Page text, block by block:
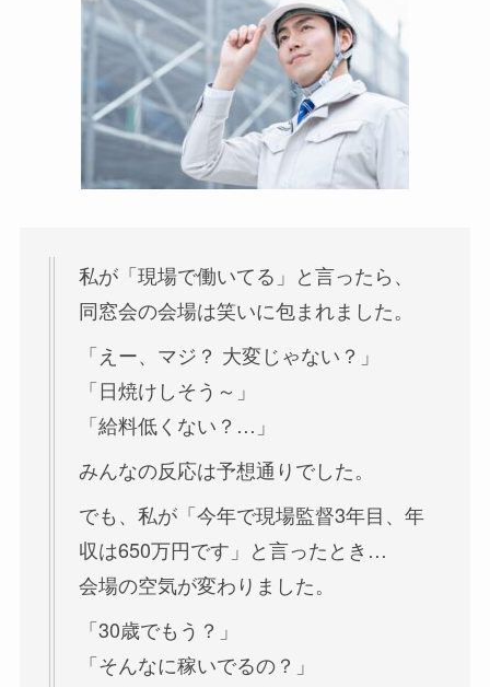
私が「現場で働いてる」と言ったら、
同窓会の会場は笑いに包まれました。
「えー、マジ？ 大変じゃない？」
「日焼けしそう～」
「給料低くない？…」
みんなの反応は予想通りでした。
でも、私が「今年で現場監督3年目、年
収は650万円です」と言ったとき…
会場の空気が変わりました。
「30歳でもう？」
「そんなに稼いでるの？」